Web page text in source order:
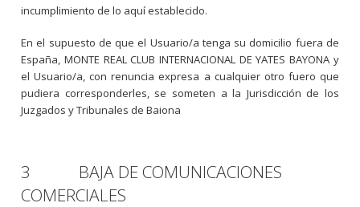
incumplimiento de lo aquí establecido.
En el supuesto de que el Usuario/a tenga su domicilio fuera de
España, MONTE REAL CLUB INTERNACIONAL DE YATES BAYONA y
el Usuario/a, con renuncia expresa a cualquier otro fuero que
pudiera corresponderles, se someten a la Jurisdicción de los
Juzgados y Tribunales de Baiona
3 BAJA DE COMUNICACIONES
COMERCIALES